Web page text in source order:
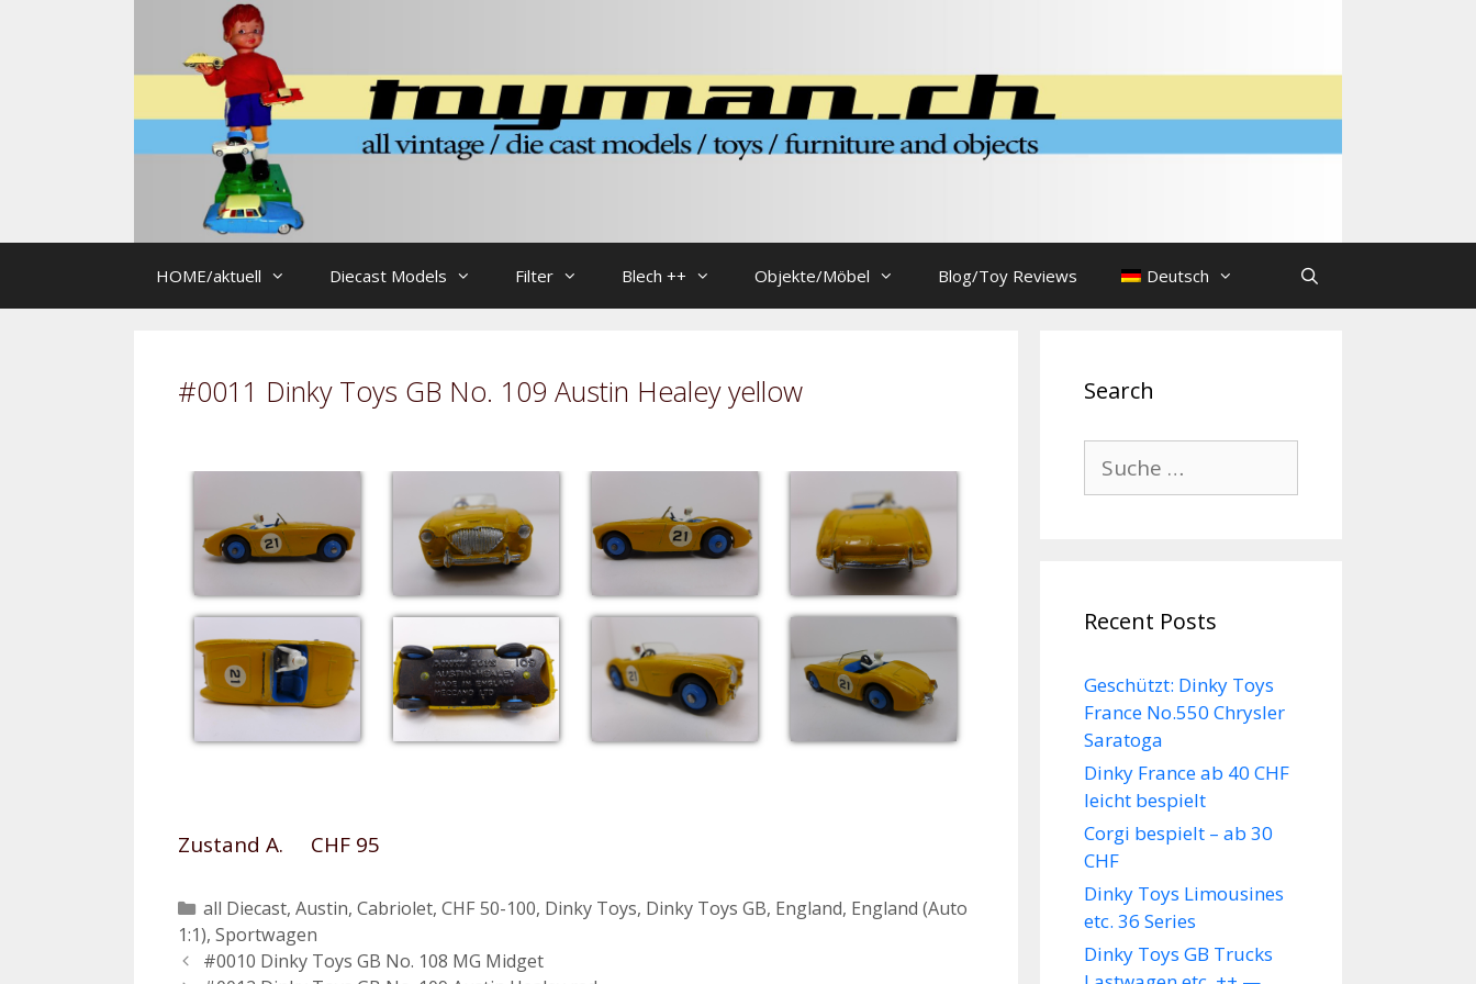
HOME/aktuell Diecast Models Filter Blech ++ Objekte/Möbel Blog/Toy Reviews Deutsch
#0011 Dinky Toys GB No. 109 Austin Healey yellow
Zustand A. CHF 95
Kategorien
all Diecast, Austin, Cabriolet, CHF 50-100, Dinky Toys, Dinky Toys GB, England, England (Auto
1:1), Sportwagen
Beitrags-
#0010 Dinky Toys GB No. 108 MG Midget
Search
nach:
Recent Posts
Geschützt: Dinky Toys
France No.550 Chrysler
Saratoga
Dinky France ab 40 CHF
leicht bespielt
Corgi bespielt – ab 30
CHF
Dinky Toys Limousines
etc. 36 Series
Dinky Toys GB Trucks